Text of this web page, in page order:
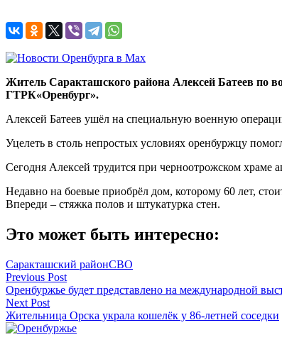
Житель Саракташского района Алексей Батеев по
ГТРК«Оренбург».
Алексей Батеев ушёл на специальную военную
Уцелеть в столь непростых условиях оренбуржцу
Сегодня Алексей трудится при черноотрожском храме
Недавно на боевые приобрёл дом, которому 60 лет,
Впереди – стяжка полов и штукатурка стен.
Это может быть интересно:
Саракташский районСВО
Навигация
по
записям
Previous Post
Оренбуржье будет представлено на международной
Next Post
Жительница Орска украла кошелёк у 86-летней соседки